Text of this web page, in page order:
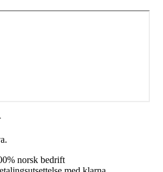
norsk bedrift